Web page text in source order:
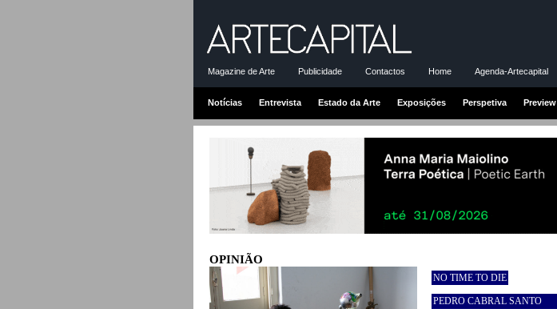
Magazine de Arte Publicidade Contactos Home Agenda-Artecapital
Notícias Entrevista Estado da Arte Exposições Perspetiva Preview
OPINIÃO
NO TIME TO DIE
PEDRO CABRAL SANTO